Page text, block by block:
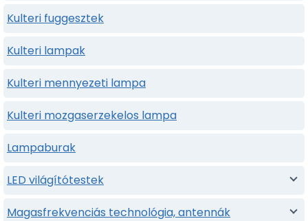
Kulteri fuggesztek
Kulteri lampak
Kulteri mennyezeti lampa
Kulteri mozgaserzekelos lampa
Lampaburak
LED világítótestek
Magasfrekvenciás technológia, antennák